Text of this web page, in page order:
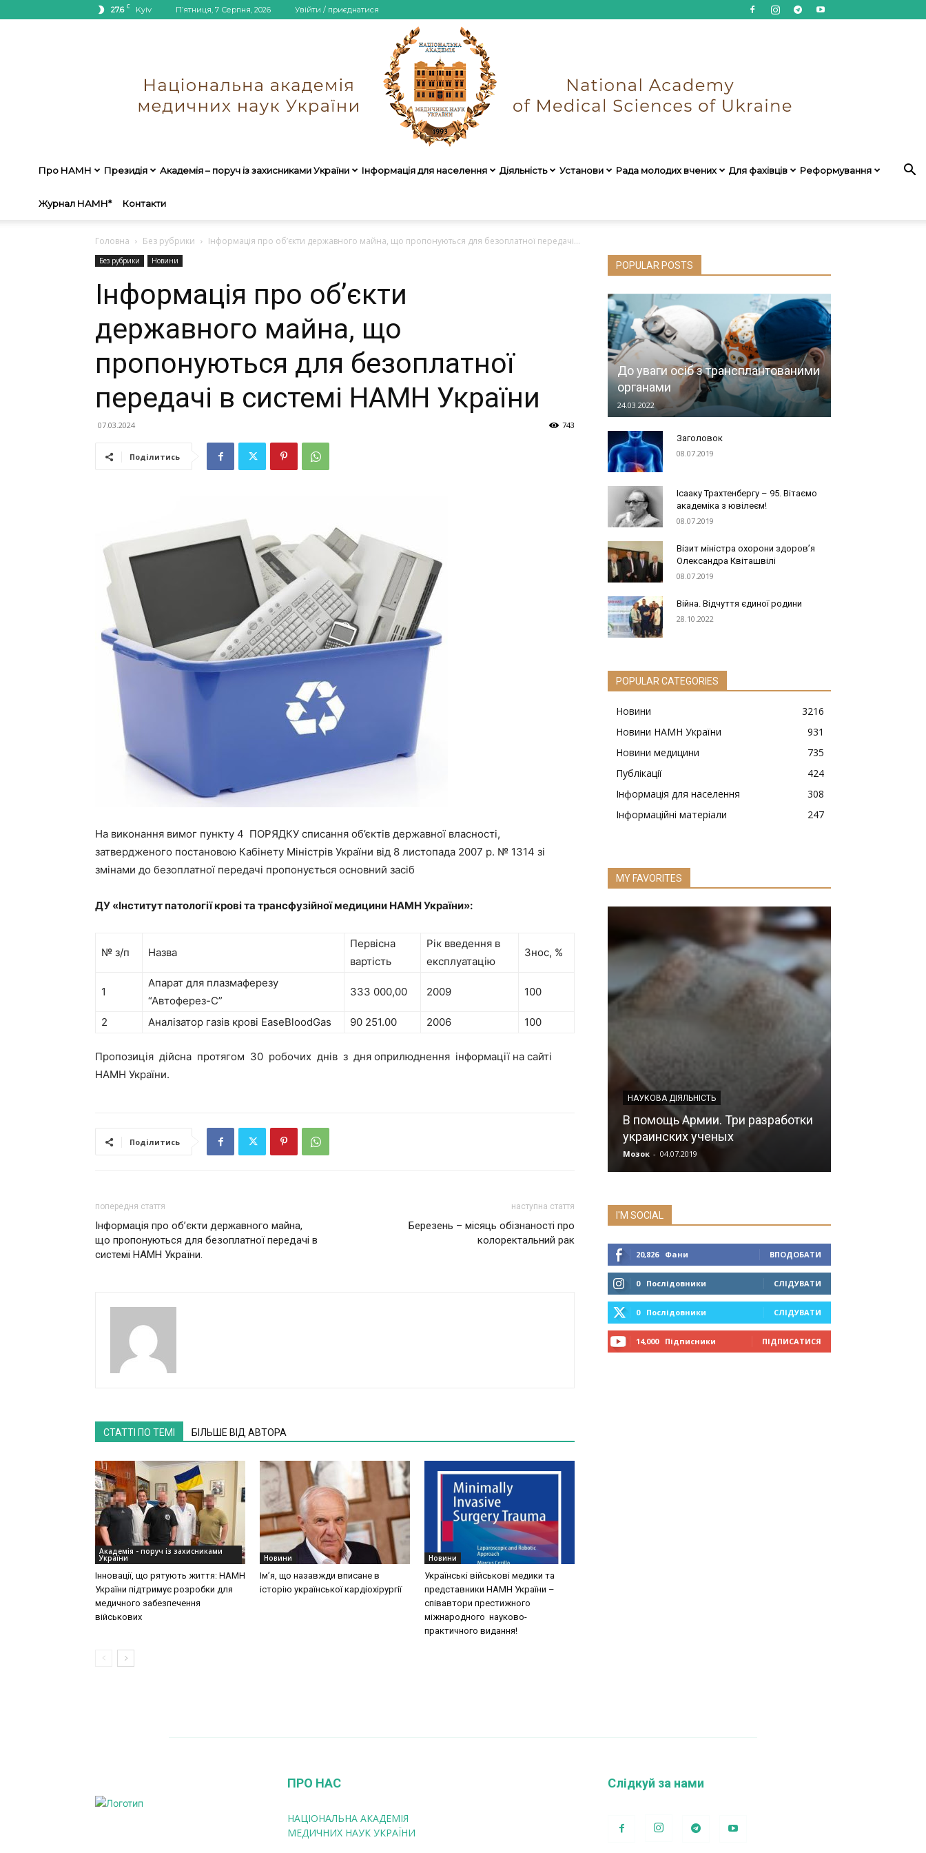
27.6 C Kyiv П’ятниця, 7 Серпня, 2026 Увійти / приєднатися
Про НАМН Президія Академія – поруч із захисниками України Інформація для населення Діяльність Установи Рада молодих вчених Для фахівців Реформування
Журнал НАМН* Контакти
Головна Без рубрики Інформація про об’єкти державного майна, що пропонуються для безоплатної передачі...
Без рубрики Новини
Інформація про об’єкти
державного майна, що
пропонуються для безоплатної
передачі в системі НАМН України
07.03.2024 743
Поділитись
На виконання вимог пункту 4 ПОРЯДКУ списання об’єктів державної власності,
затвердженого постановою Кабінету Міністрів України від 8 листопада 2007 р. № 1314 зі
змінами до безоплатної передачі пропонується основний засіб
ДУ «Інститут патології крові та трансфузійної медицини НАМН України»:
№ з/п Назва
Первісна
вартість
Рік введення в
експлуатацію
Знос, %
1
Апарат для плазмаферезу
“Автоферез-С”
333 000,00 2009 100
2 Аналізатор газів крові EaseBloodGas 90 251.00 2006 100
Пропозиція дійсна протягом 30 робочих днів з дня оприлюднення інформації на сайті
НАМН України.
Поділитись
попередня стаття
Інформація про об’єкти державного майна,
що пропонуються для безоплатної передачі в
системі НАМН України.
наступна стаття
Березень – місяць обізнаності про
колоректальний рак
СТАТТІ ПО ТЕМІ БІЛЬШЕ ВІД АВТОРА
Академія - поруч із захисниками
України
Інновації, що рятують життя: НАМН
України підтримує розробки для
медичного забезпечення
військових
Новини
Ім’я, що назавжди вписане в
історію української кардіохірургії
Новини
Українські військові медики та
представники НАМН України –
співавтори престижного
міжнародного науково-
практичного видання!
POPULAR POSTS
До уваги осіб з трансплантованими
органами
24.03.2022
Заголовок
08.07.2019
Ісааку Трахтенбергу – 95. Вітаємо
академіка з ювілеєм!
08.07.2019
Візит міністра охорони здоров’я
Олександра Квіташвілі
08.07.2019
Війна. Відчуття єдиної родини
28.10.2022
POPULAR CATEGORIES
Новини
3216
Новини НАМН України
931
Новини медицини
735
Публікації
424
Інформація для населення
308
Інформаційні матеріали
247
MY FAVORITES
НАУКОВА ДІЯЛЬНІСТЬ
В помощь Армии. Три разработки
украинских ученых
Мозок - 04.07.2019
I'M SOCIAL
20,826 Фани ВПОДОБАТИ
0 Послідовники СЛІДУВАТИ
0 Послідовники СЛІДУВАТИ
14,000 Підписники ПІДПИСАТИСЯ
ПРО НАС
НАЦІОНАЛЬНА АКАДЕМІЯ
МЕДИЧНИХ НАУК УКРАЇНИ
Слідкуй за нами